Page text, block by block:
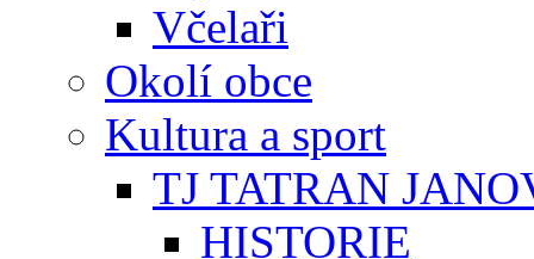
Včelaři
Okolí obce
Kultura a sport
TJ TATRAN
HISTORIE